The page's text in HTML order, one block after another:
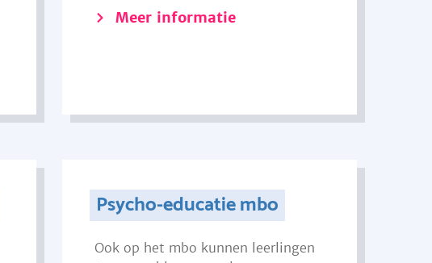
Meer informatie
Psycho-educatie mbo
Ook op het mbo kunnen leerlingen